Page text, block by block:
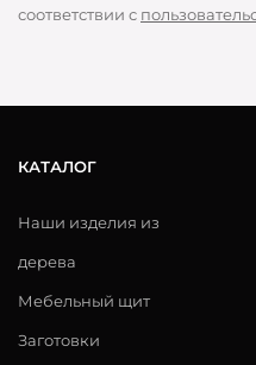
соответствии с
КАТАЛОГ
Наши изделия из
дерева
Мебельный щит
Заготовки